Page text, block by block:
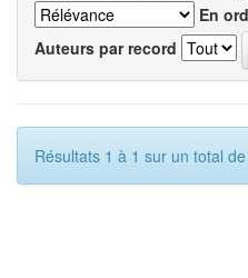
En
Auteurs par record
Résultats 1 à 1 sur un total